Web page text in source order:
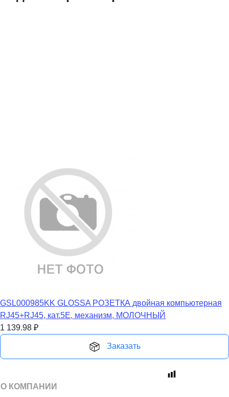
GSL000985KK GLOSSA РОЗЕТКА двойная компьютерная
RJ45+RJ45, кат.5E, механизм, МОЛОЧНЫЙ
1 139.98 ₽
Заказать
О КОМПАНИИ